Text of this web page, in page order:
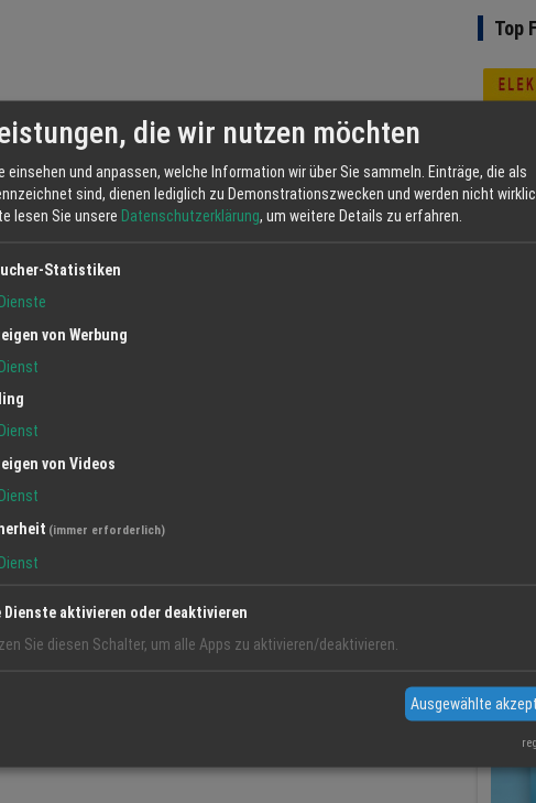
Top
die wir nutzen möchten
einsehen und anpassen, welche Information wir über Sie sammeln. Einträge, die als
sind, dienen lediglich zu Demonstrationszwecken und werden nicht
lesen Sie unsere Datenschutzerklärung, um weitere Details zu erfahren.
Statistiken
Dienste
von Werbung
Dienst
Dienst
von Videos
Dienst
(immer erforderlich)
Dienst
Dienste aktivieren oder deaktivieren
Sie diesen Schalter, um alle Apps zu aktivieren/deaktivieren.
Ausgewählte